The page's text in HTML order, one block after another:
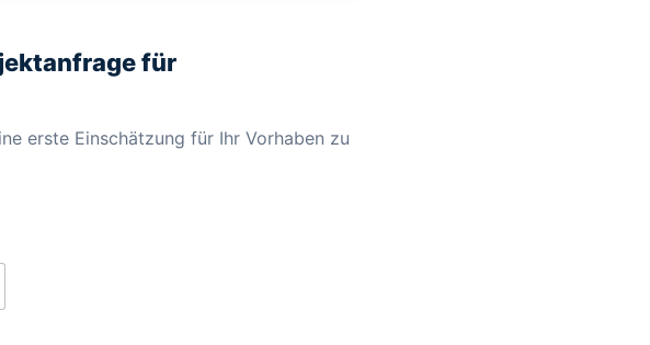
für
erste Einschätzung für Ihr Vorhaben zu